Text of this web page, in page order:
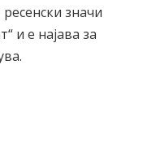
значи
и е најава за